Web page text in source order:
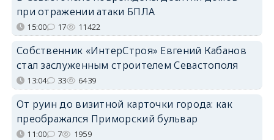
при отражении атаки БПЛА
15:00 17 11422
Собственник «ИнтерСтроя» Евгений Кабанов
стал заслуженным строителем Севастополя
13:04 33 6439
От руин до визитной карточки города: как
преображался Приморский бульвар
11:00 7 1959